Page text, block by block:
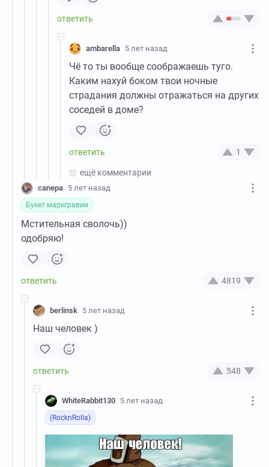
ambarella 5 лет назад
Чё то ты вообще соображаешь туго.
Каким нахуй боком твои ночные
страдания должны отражаться на других
соседей в доме?
1
ещё комментарии
canepa 5 лет назад
Букет маркгравии
Мстительная сволочь))
одобряю!
4819
berlinsk 5 лет назад
Наш человек )
548
WhiteRabbit130 5 лет назад
(RocknRolla)